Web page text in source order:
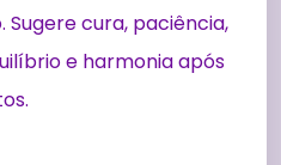
cura, paciência,
e harmonia após